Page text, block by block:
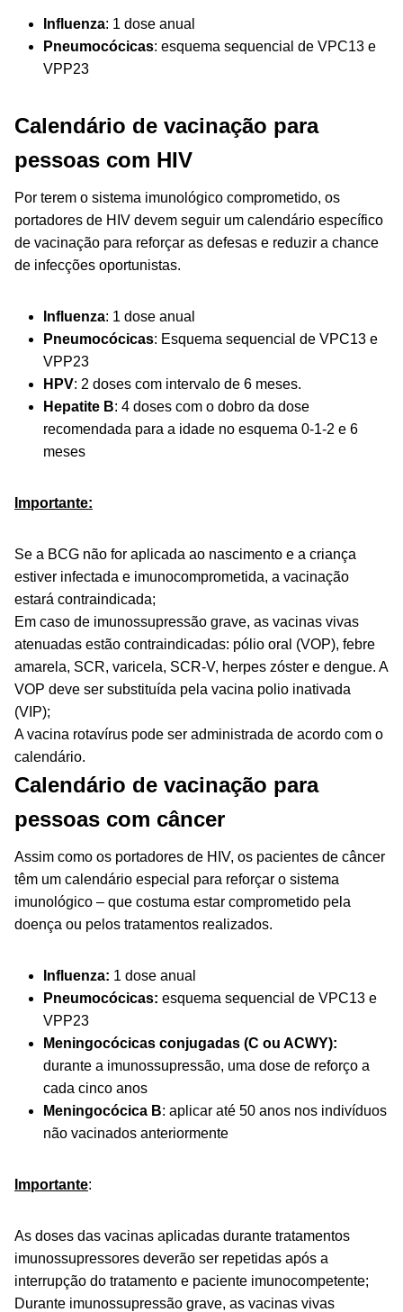
Influenza: 1 dose anual
Pneumocócicas: esquema sequencial de VPC13 e
VPP23
Calendário de vacinação para
pessoas com HIV
Por terem o sistema imunológico comprometido, os
portadores de HIV devem seguir um calendário específico
de vacinação para reforçar as defesas e reduzir a chance
de infecções oportunistas.
Influenza: 1 dose anual
Pneumocócicas: Esquema sequencial de VPC13 e
VPP23
HPV: 2 doses com intervalo de 6 meses.
Hepatite B: 4 doses com o dobro da dose
recomendada para a idade no esquema 0-1-2 e 6
meses
Importante:
Se a BCG não for aplicada ao nascimento e a criança
estiver infectada e imunocomprometida, a vacinação
estará contraindicada;
Em caso de imunossupressão grave, as vacinas vivas
atenuadas estão contraindicadas: pólio oral (VOP), febre
amarela, SCR, varicela, SCR-V, herpes zóster e dengue. A
VOP deve ser substituída pela vacina polio inativada
(VIP);
A vacina rotavírus pode ser administrada de acordo com o
calendário.
Calendário de vacinação para
pessoas com câncer
Assim como os portadores de HIV, os pacientes de câncer
têm um calendário especial para reforçar o sistema
imunológico – que costuma estar comprometido pela
doença ou pelos tratamentos realizados.
Influenza: 1 dose anual
Pneumocócicas: esquema sequencial de VPC13 e
VPP23
Meningocócicas conjugadas (C ou ACWY):
durante a imunossupressão, uma dose de reforço a
cada cinco anos
Meningocócica B: aplicar até 50 anos nos indivíduos
não vacinados anteriormente
Importante:
As doses das vacinas aplicadas durante tratamentos
imunossupressores deverão ser repetidas após a
interrupção do tratamento e paciente imunocompetente;
Durante imunossupressão grave, as vacinas vivas